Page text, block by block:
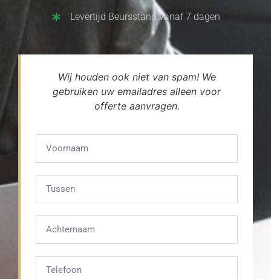
Levertijd Beursstand vanaf 7 dagen
Wij houden ook niet van spam! We
gebruiken uw emailadres alleen voor
offerte aanvragen.